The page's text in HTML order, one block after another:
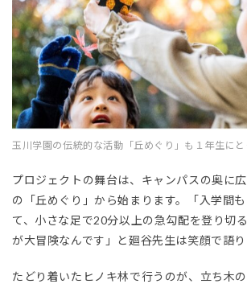
玉川学園の伝統的な活動「丘めぐり」も１年生にと
プロジェクトの舞台は、キャンパスの奥に
の「丘めぐり」から始まります。「入学間
て、小さな足で20分以上の急勾配を登り切
が大冒険なんです」と廻谷先生は笑顔で語り
たどり着いたヒノキ林で行うのが、立ち木